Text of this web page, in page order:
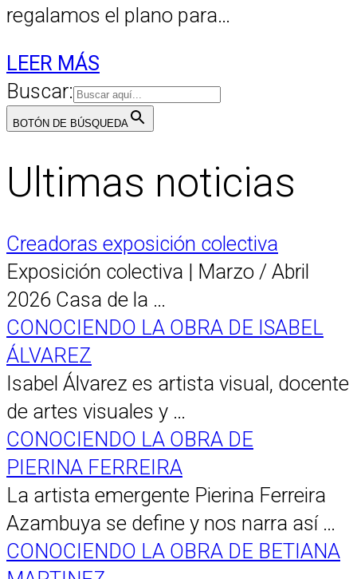
regalamos el plano para…
LEER MÁS
Buscar:
BOTÓN DE BÚSQUEDA
Ultimas noticias
Creadoras exposición colectiva
Exposición colectiva | Marzo / Abril
2026 Casa de la …
CONOCIENDO LA OBRA DE ISABEL
ÁLVAREZ
Isabel Álvarez es artista visual, docente
de artes visuales y …
CONOCIENDO LA OBRA DE
PIERINA FERREIRA
La artista emergente Pierina Ferreira
Azambuya se define y nos narra así …
CONOCIENDO LA OBRA DE BETIANA